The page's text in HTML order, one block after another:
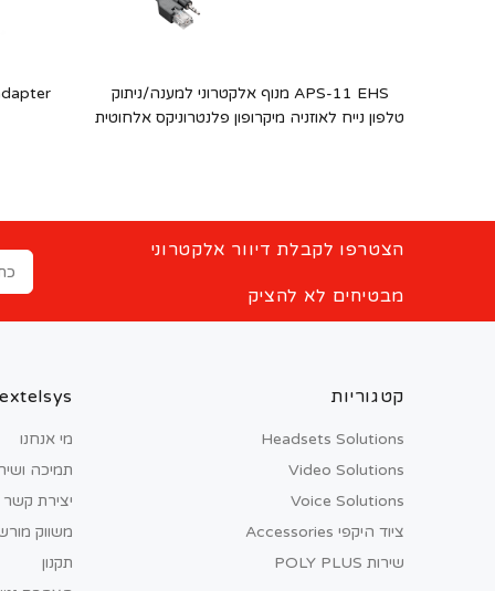
APS-11 EHS מנוף אלקטרוני למענה/ניתוק
טלפון נייח לאוזניה מיקרופון פלנטרוניקס אלחוטית
הצטרפו לקבלת דיוור אלקטרוני
מבטיחים לא להציק
קטגוריות
Headsets Solutions
Video Solutions
Voice Solutions
ציוד היקפי Accessories
שירות POLY PLUS
מי אנחנו
תמיכה
יצירת קשר
משווק
תקנון